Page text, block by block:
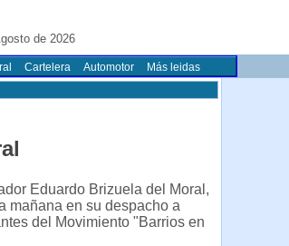
de 2026
Cartelera Automotor Más leidas
Eduardo Brizuela del Moral,
mañana en su despacho a
del Movimiento "Barrios en